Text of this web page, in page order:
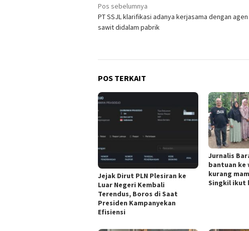
Navigasi
pos
Pos sebelumnya
PT SSJL klarifikasi adanya kerjasama dengan agen
sawit didalam pabrik
POS TERKAIT
Jejak Dirut PLN Plesiran ke
Luar Negeri Kembali
Terendus, Boros di Saat
Presiden Kampanyekan
Efisiensi
Jurnalis
bantuan ke
kurang
Singkil ikut